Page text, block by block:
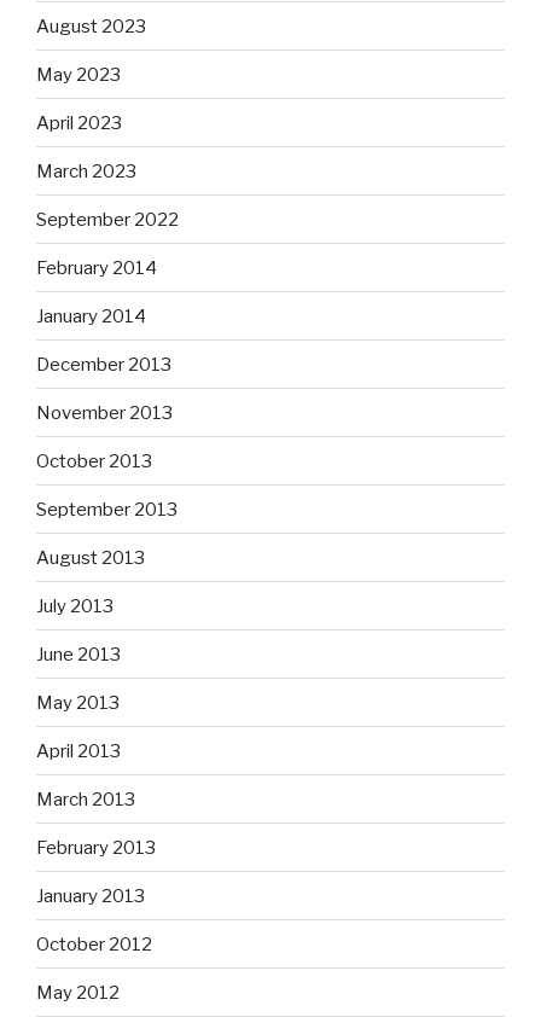
August 2023
May 2023
April 2023
March 2023
September 2022
February 2014
January 2014
December 2013
November 2013
October 2013
September 2013
August 2013
July 2013
June 2013
May 2013
April 2013
March 2013
February 2013
January 2013
October 2012
May 2012